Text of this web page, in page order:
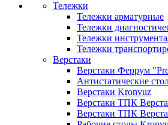
Тележки
Тележки арматурные
Тележки
Тележки
Тележки
Верстаки
Верстаки Феррум
Антистатические
Верстаки Kronvuz
Верстаки ТПК
Верстаки ТПК